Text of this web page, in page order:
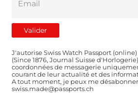
J'autorise Swiss Watch Passport
(Since 1876, Journal Suisse
coordonnées de messagerie
courant de leur actualité et des
A tout moment, je peux me désabonner
swiss.made@passports.ch